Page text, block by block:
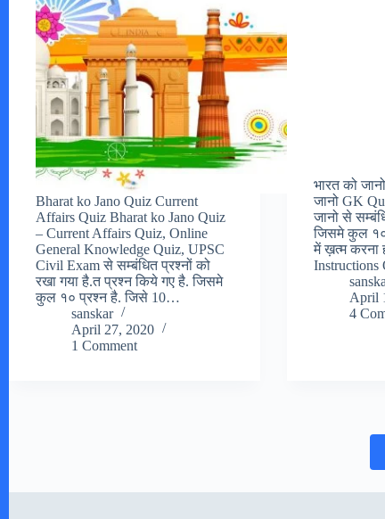
Bharat ko Jano Quiz Current
Affairs Quiz Bharat ko Jano Quiz
– Current Affairs Quiz, Online
General Knowledge Quiz, UPSC
Civil Exam से सम्बंधित प्रश्नों को
रखा गया है.त प्रश्न किये गए है. जिसमे
कुल १० प्रश्न है. जिसे 10…
sanskar
April 27, 2020
1 Comment
भारत को
जानो GK
जानो से
जिसमे कुल १०
में ख़त्म करना
April
4